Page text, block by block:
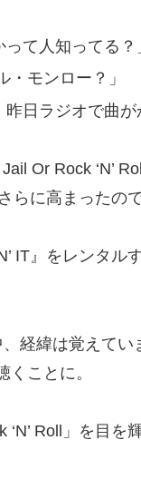
て人知ってる？
モンロー？」
日ラジオで曲
Or Rock ‘N’
らに高まったの
IT』をレンタ
経緯は覚えて
くことに。
Roll」を目を